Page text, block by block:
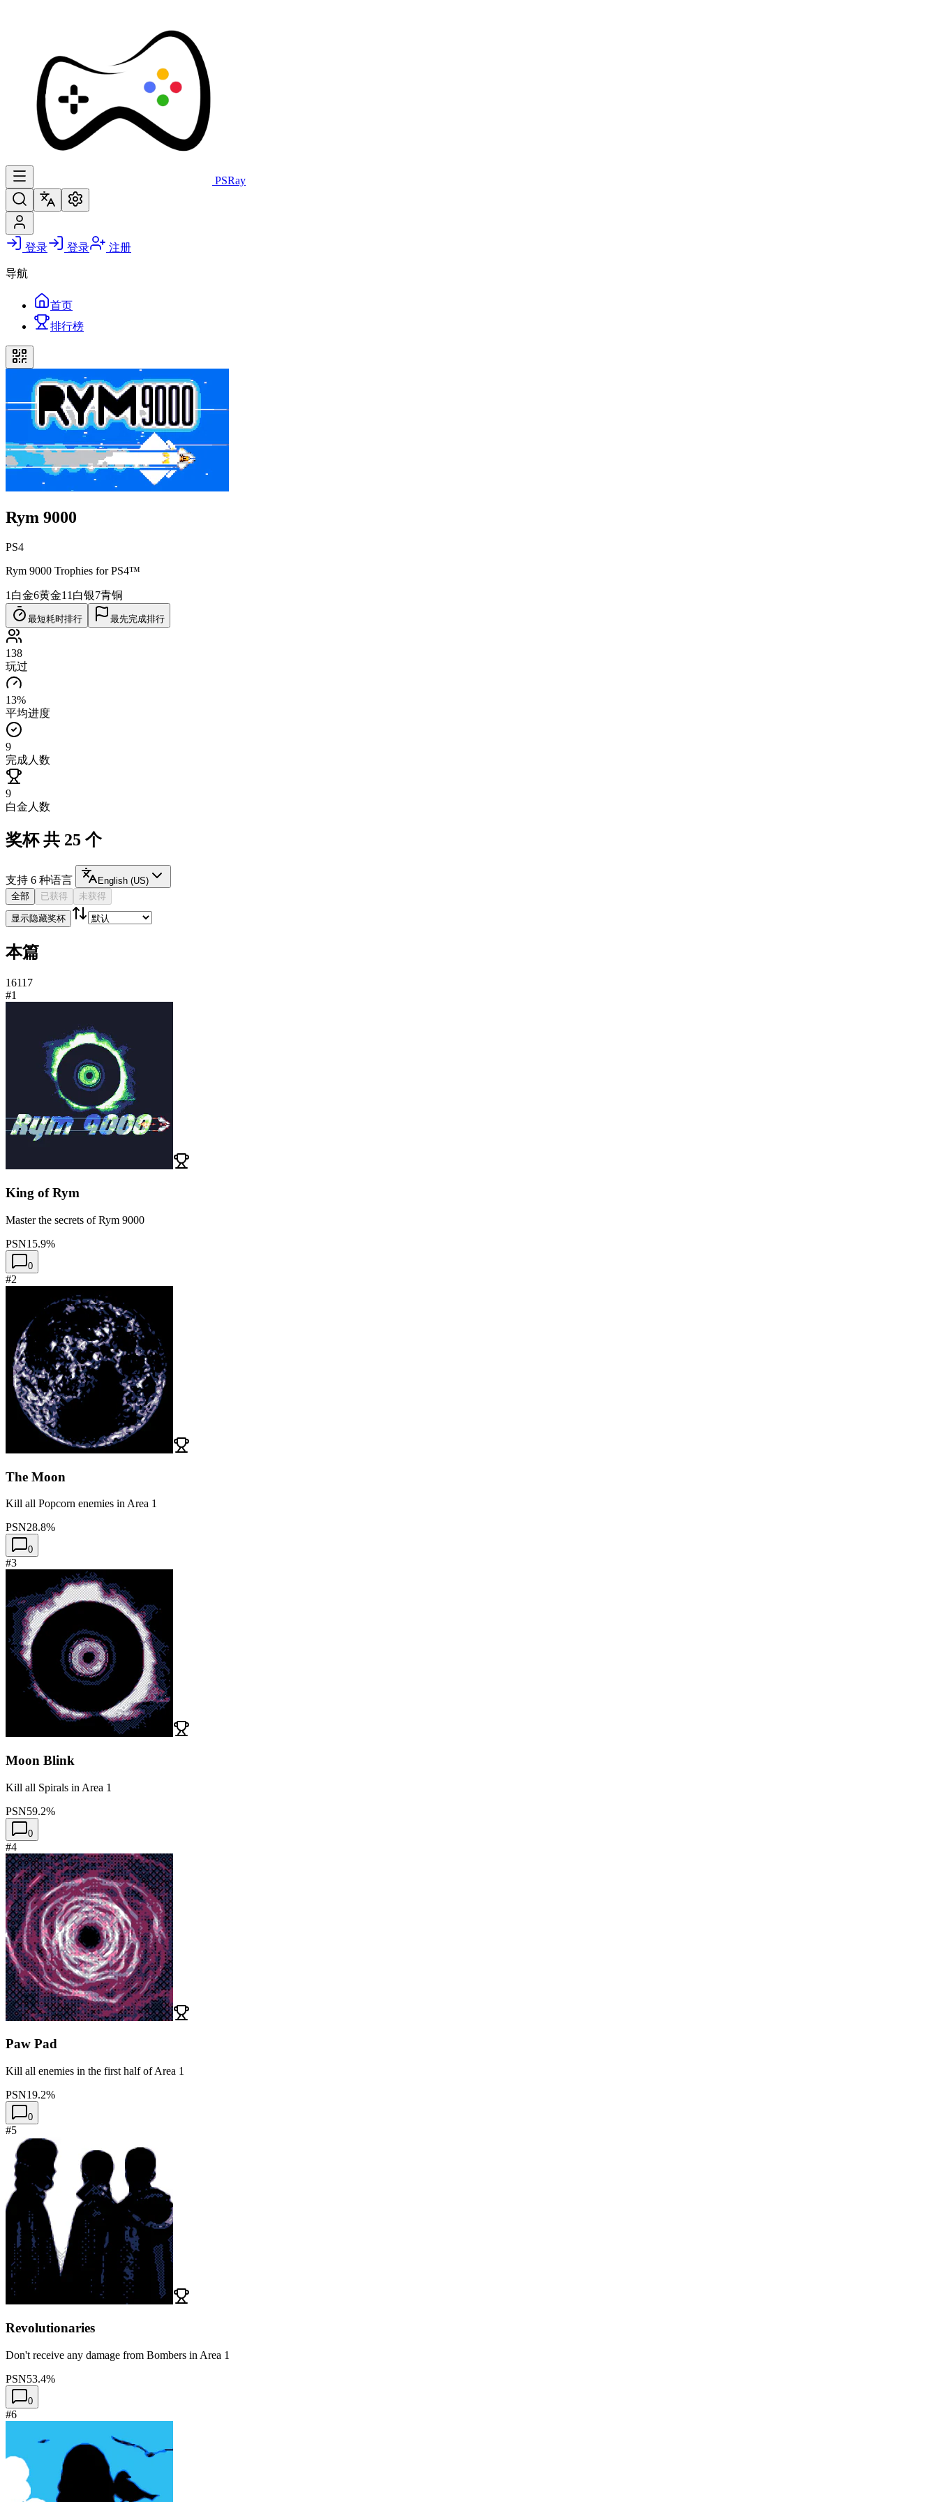
PSRay
登录 登录 注册
导航
首页
排行榜
Rym 9000
PS4
Rym 9000 Trophies for PS4™
1 白金6黄金11 白银7青铜
最短耗时排行 最先完成排行
138
玩过
13%
平均进度
9
完成人数
9
白金人数
奖杯共 25 个
支持 6 种语言
English (US)
全部
已获得 未获得
显示隐藏奖杯
本篇
16117
#1
King of Rym
Master the secrets of Rym 9000
PSN15.9%
0
#2
The Moon
Kill all Popcorn enemies in Area 1
PSN28.8%
0
#3
Moon Blink
Kill all Spirals in Area 1
PSN59.2%
0
#4
Paw Pad
Kill all enemies in the first half of Area 1
PSN19.2%
0
#5
Revolutionaries
Don't receive any damage from Bombers in Area 1
PSN53.4%
0
#6